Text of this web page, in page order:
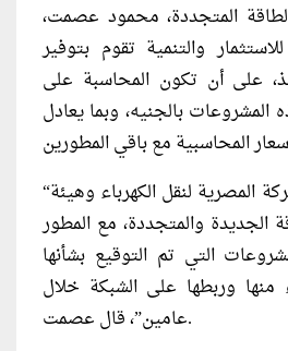
المتجددة، محمود عصمت،
والتنمية تقوم بتوفير
على أن تكون المحاسبة على
المشروعات بالجنيه، وبما يعادل
“إبرام اتفاقيات بين الشركة المصرية لنقل الكهرباء وهيئة
الجديدة والمتجددة، مع المطور
التي تم التوقيع بشأنها
منها وربطها على الشبكة خلال
عامين”، قال عصمت.